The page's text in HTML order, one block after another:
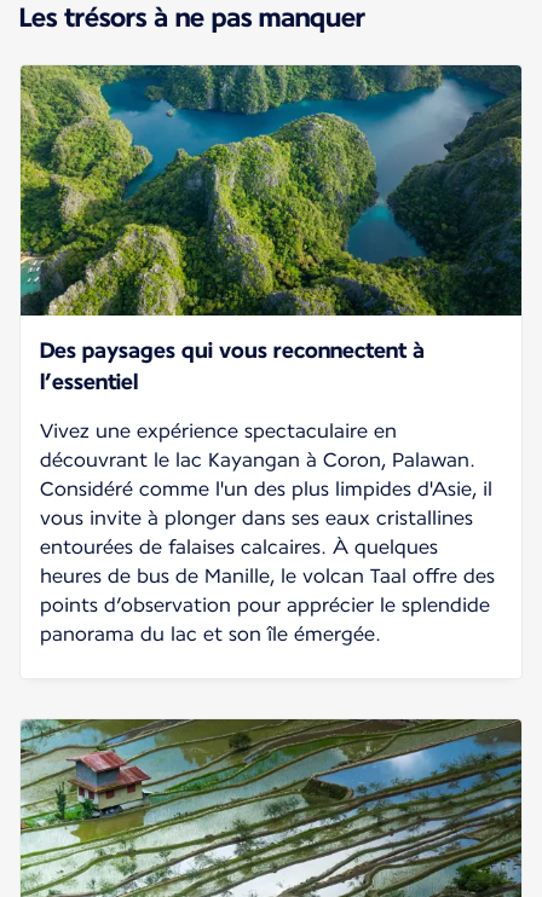
Les trésors à ne pas manquer
Des paysages qui vous reconnectent à
l’essentiel
Vivez une expérience spectaculaire en
découvrant le lac Kayangan à Coron, Palawan.
Considéré comme l'un des plus limpides d'Asie, il
vous invite à plonger dans ses eaux cristallines
entourées de falaises calcaires. À quelques
heures de bus de Manille, le volcan Taal offre des
points d’observation pour apprécier le splendide
panorama du lac et son île émergée.